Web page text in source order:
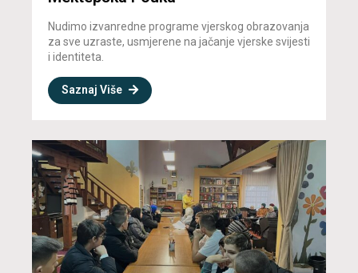
Nudimo izvanredne programe vjerskog obrazovanja
za sve uzraste, usmjerene na jačanje vjerske svijesti
i identiteta.
Saznaj Više